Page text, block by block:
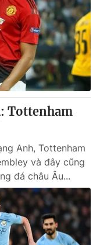
Tottenham
Anh, Tottenham
và đây cũng
đá châu Âu...